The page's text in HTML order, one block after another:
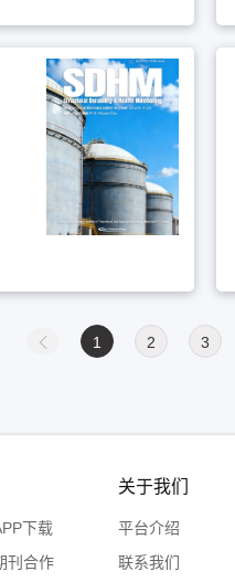
1 2 3
下载
刊合作
关于我们
平台介绍
联系我们